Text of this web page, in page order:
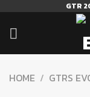
content
GTR
HOME / GTRS